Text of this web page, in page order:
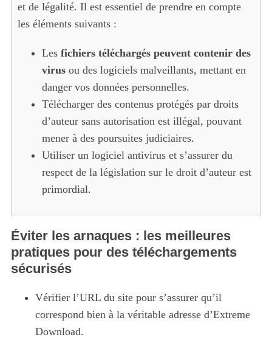
et de légalité. Il est essentiel de prendre en compte
les éléments suivants :
Les fichiers téléchargés peuvent contenir des
virusou des logiciels malveillants, mettant en
danger vos données personnelles.
Télécharger des contenus protégés par droits
d’auteur sans autorisation est illégal, pouvant
mener à des poursuites judiciaires.
Utiliser un logiciel antivirus et s’assurer du
respect de la législation sur le droit d’auteur est
primordial.
Éviter les arnaques : les meilleures
pratiques pour des téléchargements
sécurisés
Vérifier l’URL du site pour s’assurer qu’il
correspond bien à la véritable adresse d’Extreme
Download.